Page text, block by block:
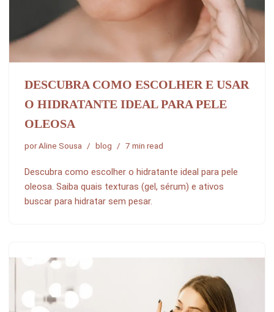
DESCUBRA COMO ESCOLHER E USAR
O HIDRATANTE IDEAL PARA PELE
OLEOSA
porAline Sousa blog 7 min read
Descubra como escolher o hidratante ideal para pele
oleosa. Saiba quais texturas (gel, sérum) e ativos
buscar para hidratar sem pesar.